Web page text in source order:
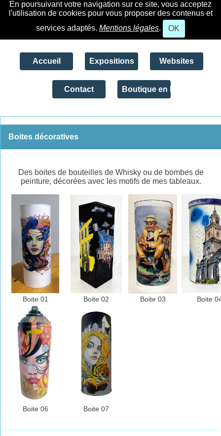
En poursuivant votre navigation sur ce site, vous acceptez
l'utilisation de cookies pour vous proposer des contenus et
services adaptés. Mentions légales. OK
Accueil Expositions Websites
Contact Boutique en ligne
Boites décoratives
Des boites de bouteilles de Whisky ou de bombes de
peinture, décorées avec les motifs de mes tableaux.
Boite 01 Boite 02 Boite 03 Boite
Boite 06 Boite 07